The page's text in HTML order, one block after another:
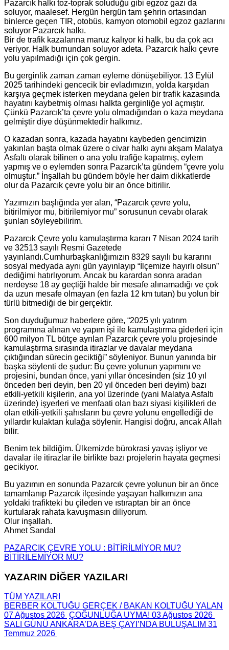
Pazarcık halkı toz-toprak soluduğu gibi egzoz gazı da
soluyor, maalesef. Hergün hergün tam şehrin ortasından
binlerce geçen TIR, otobüs, kamyon otomobil egzoz gazlarını
soluyor Pazarcık halkı.
Bir de trafik kazalarına maruz kalıyor ki halk, bu da çok acı
veriyor. Halk burnundan soluyor adeta. Pazarcık halkı çevre
yolu yapılmadığı için çok gergin.
Bu gerginlik zaman zaman eyleme dönüşebiliyor. 13 Eylül
2025 tarihindeki gencecik bir evladımızın, yolda karşıdan
karşıya geçmek isterken meydana gelen bir trafik kazasında
hayatını kaybetmiş olması halkta gerginliğe yol açmıştır.
Çünkü Pazarcık’ta çevre yolu olmadığından o kaza meydana
gelmiştir diye düşünmektedir halkımız.
O kazadan sonra, kazada hayatını kaybeden gencimizin
yakınları başta olmak üzere o civar halkı aynı akşam Malatya
Asfaltı olarak bilinen o ana yolu trafiğe kapatmış, eylem
yapmış ve o eylemden sonra Pazarcık’ta gündem “çevre yolu
olmuştur.” İnşallah bu gündem böyle her daim dikkatlerde
olur da Pazarcık çevre yolu bir an önce bitirilir.
Yazımızın başlığında yer alan, “Pazarcık çevre yolu,
bitirilmiyor mu, bitirilemiyor mu” sorusunun cevabı olarak
şunları söyleyebilirim.
Pazarcık Çevre yolu kamulaştırma kararı 7 Nisan 2024 tarih
ve 32513 sayılı Resmi Gazetede
yayınlandı.Cumhurbaşkanlığımızın 8329 sayılı bu kararını
sosyal medyada aynı gün yayınlayıp “İlçemize hayırlı olsun”
dediğimi hatırlıyorum. Ancak bu karardan sonra aradan
nerdeyse 18 ay geçtiği halde bir mesafe alınamadığı ve çok
da uzun mesafe olmayan (en fazla 12 km tutan) bu yolun bir
türlü bitmediği de bir gerçektir.
Son duyduğumuz haberlere göre, “2025 yılı yatırım
programına alınan ve yapım işi ile kamulaştırma giderleri için
600 milyon TL bütçe ayrılan Pazarcık çevre yolu projesinde
kamulaştırma sırasında itirazlar ve davalar meydana
çıktığından sürecin geciktiği” söyleniyor. Bunun yanında bir
başka söylenti de şudur: Bu çevre yolunun yapımını ve
projesini, bundan önce, yani yıllar öncesinden (siz 10 yıl
önceden beri deyin, ben 20 yıl önceden beri deyim) bazı
etkili-yetkili kişilerin, ana yol üzerinde (yani Malatya Asfaltı
üzerinde) işyerleri ve menfaati olan bazı siyasi kişilikleri de
olan etkili-yetkili şahısların bu çevre yolunu engellediği de
yıllardır kulaktan kulağa söylenir. Hangisi doğru, ancak Allah
bilir.
Benim tek bildiğim. Ülkemizde bürokrasi yavaş işliyor ve
davalar ile itirazlar ile birlikte bazı projelerin hayata geçmesi
gecikiyor.
Bu yazımın en sonunda Pazarcık çevre yolunun bir an önce
tamamlanıp Pazarcık ilçesinde yaşayan halkımızın ana
yoldaki trafikteki bu çileden ve ıstıraptan bir an önce
kurtularak rahata kavuşmasın diliyorum.
Olur inşallah.
Ahmet Sandal
PAZARCIK ÇEVRE YOLU : BİTİRİLMİYOR MU?
BİTİRİLEMİYOR MU?
YAZARIN DİĞER YAZILARI
TÜM YAZILARI
BERBER KOLTUĞU GERÇEK / BAKAN KOLTUĞU YALAN
07 Ağustos 2026 ÇOĞUNLUĞA UYMA! 03 Ağustos 2026
SALI GÜNÜ ANKARA’DA BEŞ ÇAYI’NDA BULUŞALIM 31
Temmuz 2026